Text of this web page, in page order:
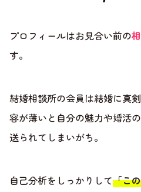
プロフィールはお見合い前の
す。
結婚相談所の会員は結婚に真
容が薄いと自分の魅力や婚活
送られてしまいがち。
自己分析をしっかりして「こ